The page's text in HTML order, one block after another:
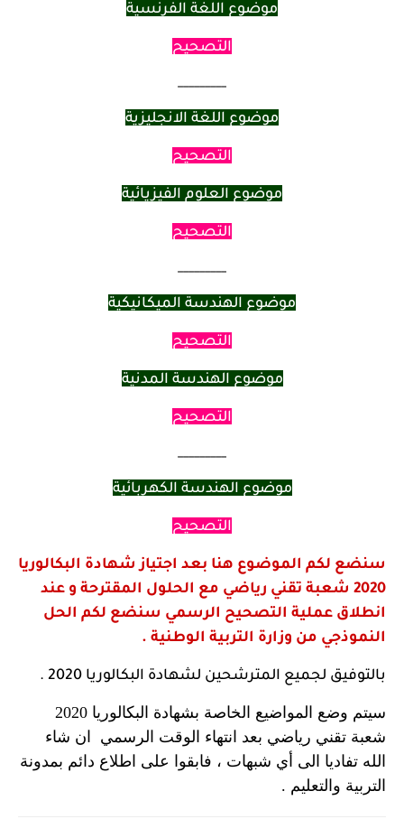
موضوع اللغة الفرنسية
التصحيح
موضوع اللغة الانجليزية
التصحيح
موضوع العلوم الفيزيائية
التصحيح
موضوع الهندسة الميكانيكية
التصحيح
موضوع الهندسة المدنية
التصحيح
موضوع الهندسة الكهربائية
التصحيح
سنضع لكم الموضوع هنا بعد اجتياز شهادة البكالوريا
2020 شعبة تقني رياضي مع الحلول المقترحة و عند
انطلاق عملية التصحيح الرسمي سنضع لكم الحل
النموذجي من وزارة التربية الوطنية .
بالتوفيق لجميع المترشحين لشهادة البكالوريا 2020 .
سيتم وضع المواضيع الخاصة بشهادة البكالوريا 2020
شعبة تقني رياضي بعد انتهاء الوقت الرسمي ان شاء
الله تفاديا الى أي شبهات ، فابقوا على اطلاع دائم بمدونة
التربية والتعليم .